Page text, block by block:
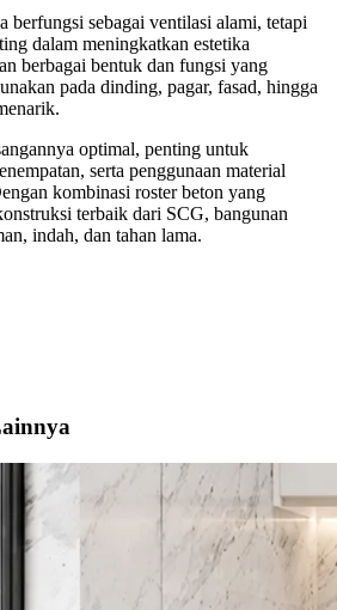
berfungsi sebagai ventilasi alami, tetapi
dalam meningkatkan estetika
berbagai bentuk dan fungsi yang
pada dinding, pagar, fasad, hingga
optimal, penting untuk
serta penggunaan material
kombinasi roster beton yang
terbaik dari SCG, bangunan
indah, dan tahan lama.